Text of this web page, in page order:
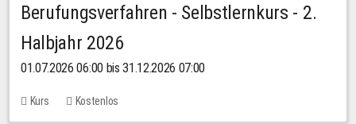
Berufungsverfahren - Selbstlernkurs - 2.
Halbjahr 2026
01.07.2026 06:00 bis 31.12.2026 07:00
Kurs Kostenlos